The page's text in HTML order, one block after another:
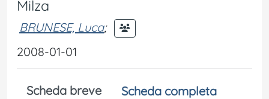
Milza
BRUNESE, Luca;
2008-01-01
Scheda breve
Scheda completa